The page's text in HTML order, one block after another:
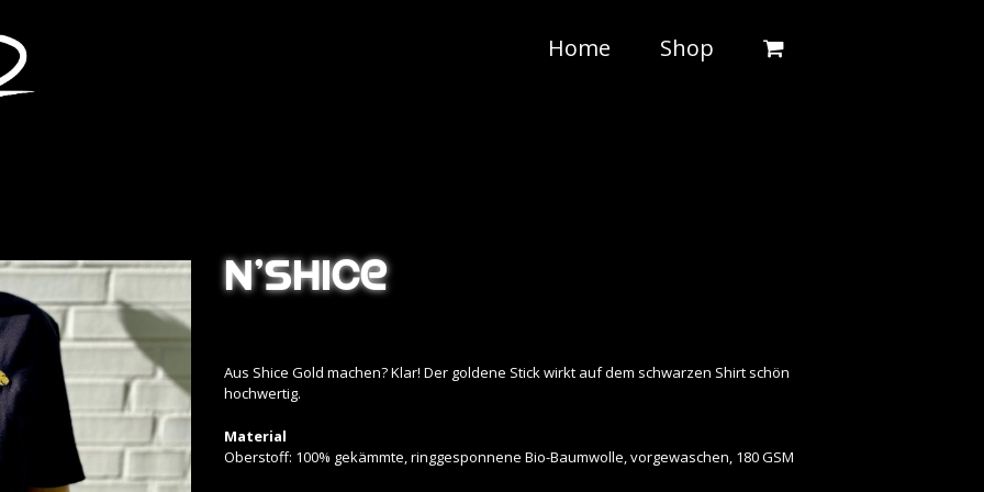
Home Shop
N’Shice
Aus Shice Gold machen? Klar! Der goldene Stick wirkt auf dem schwarzen Shirt schön
hochwertig.
Material
Oberstoff: 100% gekämmte, ringgesponnene Bio-Baumwolle, vorgewaschen, 180 GSM